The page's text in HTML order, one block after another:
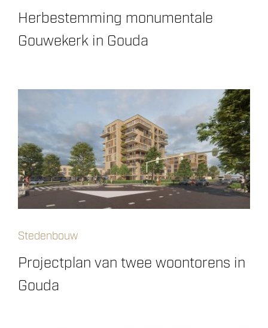
Herbestemming monumentale
Gouwekerk in Gouda
Projectplan van twee woontorens in
Gouda
Stedenbouw